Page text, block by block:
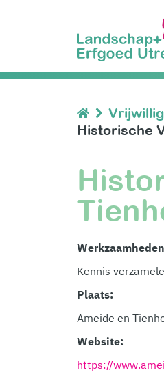
Historische
Kennis
Plaats:
Ameide en
Website:
https://